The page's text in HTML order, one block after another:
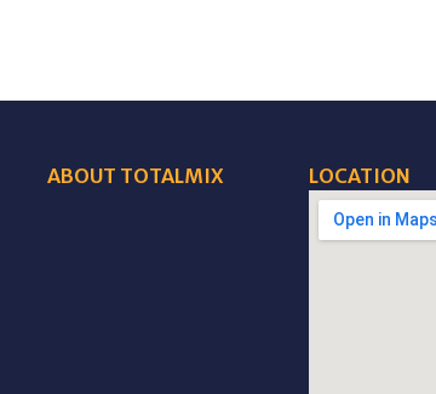
ABOUT TOTALMIX LOCATION